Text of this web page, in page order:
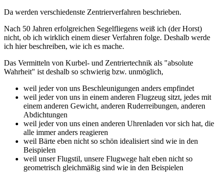
Da werden verschiedenste Zentrierverfahren beschrieben.
Nach 50 Jahren erfolgreichen Segelfliegens weiß ich (der Horst)
nicht, ob ich wirklich einem dieser Verfahren folge. Deshalb werde
ich hier beschreiben, wie ich es mache.
Das Vermitteln von Kurbel- und Zentriertechnik als "absolute
Wahrheit" ist deshalb so schwierig bzw. unmöglich,
weil jeder von uns Beschleunigungen anders empfindet
weil jeder von uns in einem anderen Flugzeug sitzt, jedes mit
einem anderen Gewicht, anderen Ruderreibungen, anderen
Abdichtungen
weil jeder von uns einen anderen Uhrenladen vor sich hat, die
alle immer anders reagieren
weil Bärte eben nicht so schön idealisiert sind wie in den
Beispielen
weil unser Flugstil, unsere Flugwege halt eben nicht so
geometrisch gleichmäßig sind wie in den Beispielen